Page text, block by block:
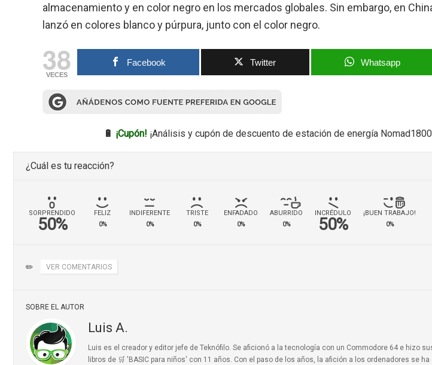
almacenamiento y en color negro en los mercados globales. Sin embargo, en
lanzó en colores blanco y púrpura, junto con el color negro.
38
VECES
Facebook Twitter Whatsapp
🔋 ¡Cupón! ¡Análisis y cupón de descuento de estación de energía
¿Cuál es tu reacción?
SORPRENDIDO
50%
FELIZ
0%
INDIFERENTE
0%
TRISTE
0%
ENFADADO
0%
ABURRIDO
0%
INCRÉDULO
50%
¡BUEN TRABAJO!
0%
✏️ VER COMENTARIOS
SOBRE EL AUTOR
Luis A.
Luis es el creador y editor jefe de Teknófilo. Se aficionó a la tecnología con un Commodore 64 e hizo
libros de 🛒 'BASIC para niños' con 11 años. Con el paso de los años, la afición a los ordenadores se